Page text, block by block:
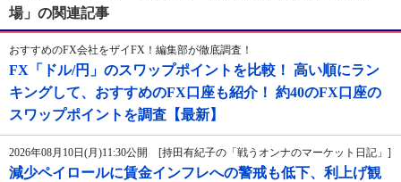
場」の関連記事
おすすめのFX会社をザイFX！編集部が徹底調査！
FX「ドル/円」のスワップポイントを比較！ 高い順にラン
キングして、おすすめのFX口座も紹介！ 約40のFX口座の
スワップポイントを調査【最新】
2026年08月10日(月)11:30公開 [持田有紀子の「戦うオンナのマーケット日記」]
減少ペイロールに賃金インフレへの警戒も低下、利上げ観